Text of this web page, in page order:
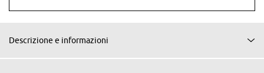
Descrizione e informazioni